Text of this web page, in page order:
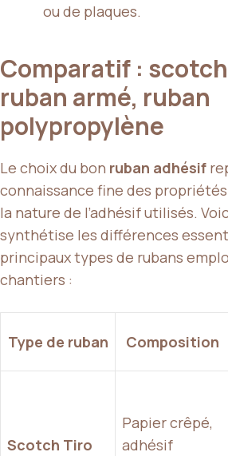
ou de plaques.
Comparatif :
ruban armé, ruban
polypropylène
Le choix du bon ruban adhésif
connaissance fine des
la nature de l’adhésif utilisés.
synthétise les différences
principaux types de rubans
chantiers :
Type de ruban Composition
Scotch Tiro
Papier crêpé,
adhésif